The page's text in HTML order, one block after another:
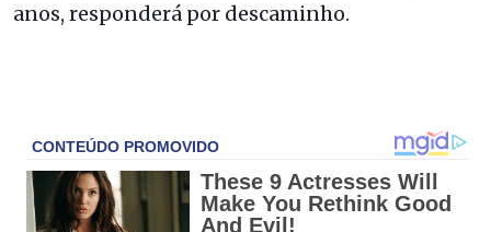
anos, responderá por descaminho.